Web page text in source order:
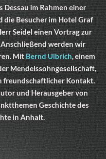
Dessau im Rahmen einer
die Besucher im Hotel Graf
Seidel einen Vortrag zur
werden wir
MitBernd Ulbrich, einem
Mendelssohngesellschaft,
freundschaftlicher Kontakt.
und Herausgeber von
Geschichte des
in Anhalt.